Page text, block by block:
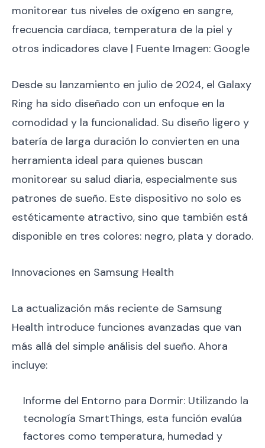
monitorear tus niveles de oxígeno en sangre,
frecuencia cardíaca, temperatura de la piel y
otros indicadores clave | Fuente Imagen: Google
Desde su lanzamiento en julio de 2024, el Galaxy
Ring ha sido diseñado con un enfoque en la
comodidad y la funcionalidad. Su diseño ligero y
batería de larga duración lo convierten en una
herramienta ideal para quienes buscan
monitorear su salud diaria, especialmente sus
patrones de sueño. Este dispositivo no solo es
estéticamente atractivo, sino que también está
disponible en tres colores: negro, plata y dorado.
Innovaciones en Samsung Health
La actualización más reciente de Samsung
Health introduce funciones avanzadas que van
más allá del simple análisis del sueño. Ahora
incluye:
Informe del Entorno para Dormir: Utilizando la
tecnología SmartThings, esta función evalúa
factores como temperatura, humedad y